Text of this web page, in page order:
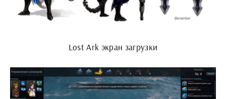
Lost Ark экран загрузки